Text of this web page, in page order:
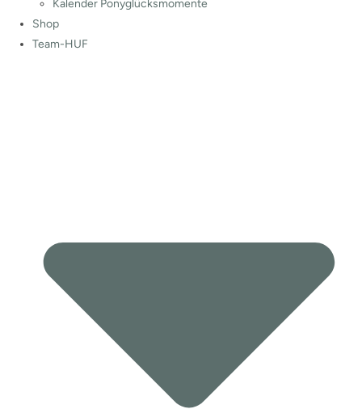
Kalender Ponyglücksmomente
Shop
Team-HUF